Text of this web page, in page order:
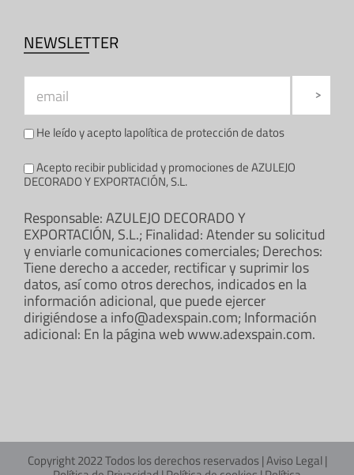
NEWSLETTER
He leído y acepto lapolítica de protección de datos
Acepto recibir publicidad y promociones de AZULEJO
DECORADO Y EXPORTACIÓN, S.L.
Responsable: AZULEJO DECORADO Y
EXPORTACIÓN, S.L.; Finalidad: Atender su solicitud
y enviarle comunicaciones comerciales; Derechos:
Tiene derecho a acceder, rectificar y suprimir los
datos, así como otros derechos, indicados en la
información adicional, que puede ejercer
dirigiéndose a info@adexspain.com; Información
adicional: En la página web www.adexspain.com.
Copyright 2022 Todos los derechos reservados |Aviso Legal|